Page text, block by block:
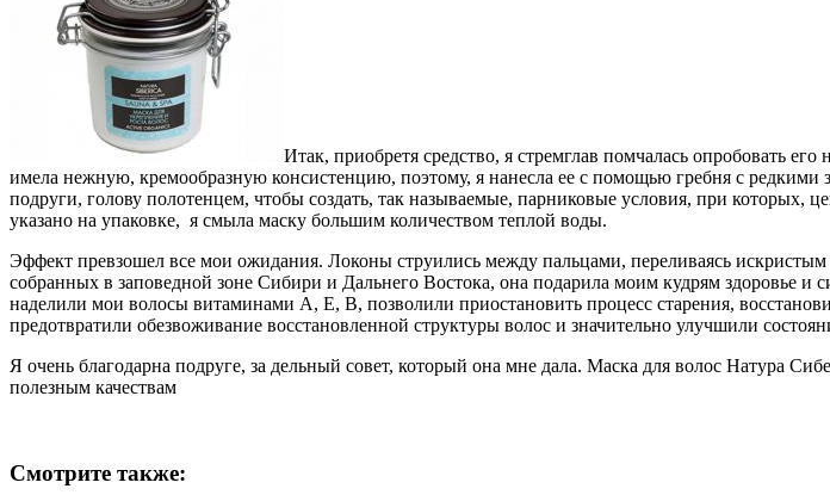
Итак, приобретя средство, я стремглав помчалась опробовать
имела нежную, кремообразную консистенцию, поэтому, я нанесла ее с помощью гребня с редкими
подруги, голову полотенцем, чтобы создать, так называемые, парниковые условия, при
указано на упаковке, я смыла маску большим количеством теплой воды.
Эффект превзошел все мои ожидания. Локоны струились между пальцами, переливаясь
собранных в заповедной зоне Сибири и Дальнего Востока, она подарила моим кудрям
наделили мои волосы витаминами А, Е, В, позволили приостановить процесс старения,
предотвратили обезвоживание восстановленной структуры волос и значительно улучшили
Я очень благодарна подруге, за дельный совет, который она мне дала. Маска для волос Натура
полезным качествам
Смотрите также: